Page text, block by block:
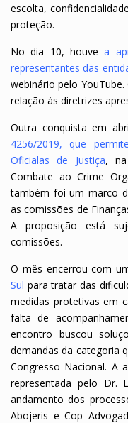
escolta,
proteção.
No dia 10, houvea
representantes das
webinário pelo
relação às diretrizes
Outra conquista em
4256/2019, que
Oficialas de Justiça, na
Combate ao Crime
também foi um marco
as comissões de
A proposição está
comissões.
O mês encerrou com
Sul para tratar das
medidas protetivas em
falta de
encontro buscou
demandas da categoria
Congresso Nacional. A
representada pelo Dr.
andamento dos
Abojeris e Cop